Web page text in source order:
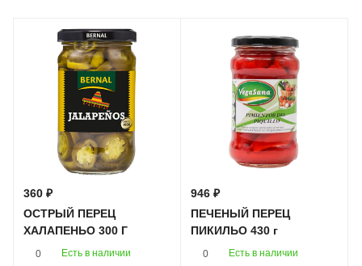
360 ₽
ОСТРЫЙ ПЕРЕЦ
ХАЛАПЕНЬО 300 Г
0 Есть в наличии
946 ₽
ПЕЧЕНЫЙ ПЕРЕЦ
ПИКИЛЬО 430 г
0 Есть в наличии